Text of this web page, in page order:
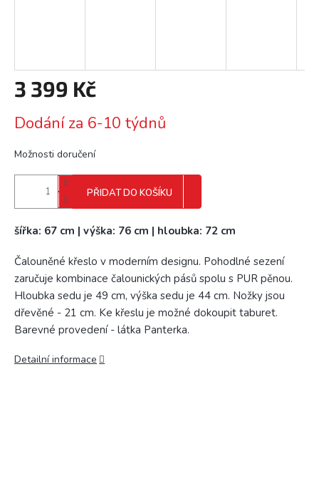
3 399 Kč
cena:
Dodání za 6-10 týdnů
Možnosti doručení
PŘIDAT DO KOŠÍKU
šířka: 67 cm | výška: 76 cm | hloubka: 72 cm
Čalouněné křeslo v moderním designu. Pohodlné sezení
zaručuje kombinace čalounických pásů spolu s PUR pěnou.
Hloubka sedu je 49 cm, výška sedu je 44 cm. Nožky jsou
dřevěné - 21 cm. Ke křeslu je možné dokoupit taburet.
Barevné provedení - látka Panterka.
Detailní informace